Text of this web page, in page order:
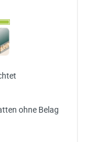
ohne Belag